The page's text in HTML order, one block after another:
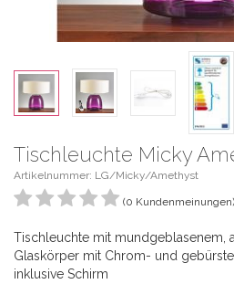
Tischleuchte Micky
Artikelnummer: LG/Micky/Amethyst
(0 Kundenmeinungen)
Tischleuchte mit mundgeblasenem,
Glaskörper mit Chrom- und
inklusive Schirm